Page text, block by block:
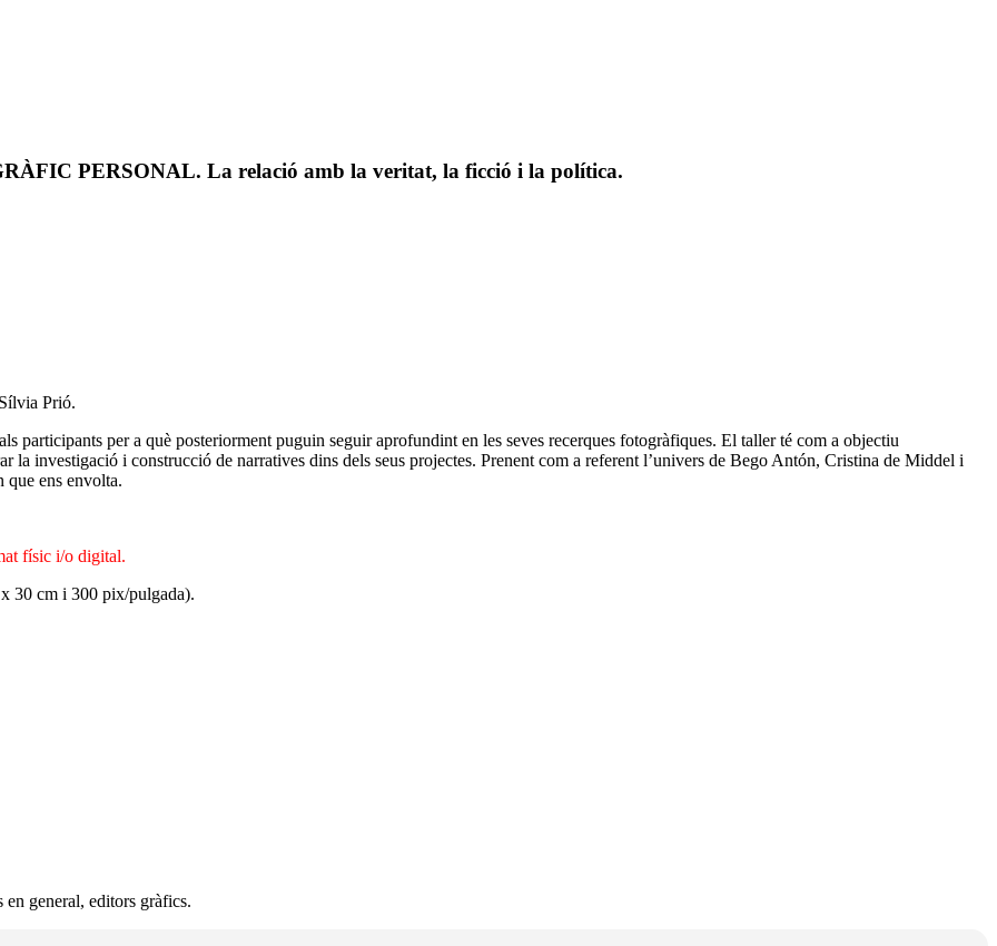
PERSONAL. La relació amb la veritat, la ficció i la política.
Prió.
participants per a què posteriorment puguin seguir aprofundint en les seves recerques fotogràfiques. El taller té com a objectiu
la investigació i construcció de narratives dins dels seus projectes. Prenent com a referent l’univers de Bego Antón, Cristina de Middel i
que ens envolta.
físic i/o digital.
30 cm i 300 pix/pulgada).
general, editors gràfics.